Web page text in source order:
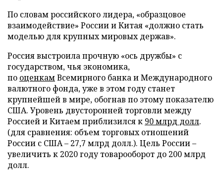
По словам российского лидера, «образцовое
взаимодействие» России и Китая «должно стать
моделью для крупных мировых держав».
Россия выстроила прочную «ось дружбы» с
государством, чья экономика,
по оценкамВсемирного банка и Международного
валютного фонда, уже в этом году станет
крупнейшей в мире, обогнав по этому показателю
США. Уровень двусторонней торговли между
Россией и Китаем приблизился к 90 млрд долл.
(для сравнения: объем торговых отношений
России с США – 27,7 млрд долл.). Цель России –
увеличить к 2020 году товарооборот до 200 млрд
долл.